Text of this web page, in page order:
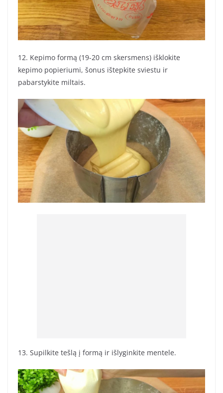
12. Kepimo formą (19-20 cm skersmens) išklokite
kepimo popieriumi, šonus ištepkite sviestu ir
pabarstykite miltais.
13. Supilkite tešlą į formą ir išlyginkite mentele.